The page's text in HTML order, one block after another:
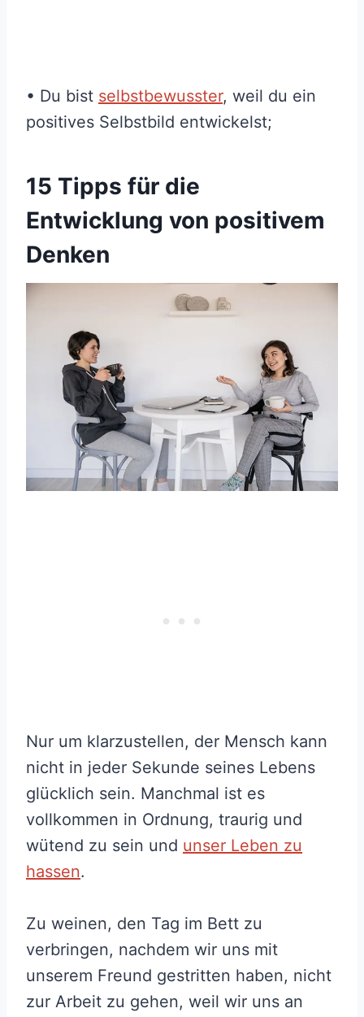
• Du bist selbstbewusster, weil du ein
positives Selbstbild entwickelst;
15 Tipps für die
Entwicklung von positivem
Denken
Nur um klarzustellen, der Mensch kann
nicht in jeder Sekunde seines Lebens
glücklich sein. Manchmal ist es
vollkommen in Ordnung, traurig und
wütend zu sein und unser Leben zu
hassen.
Zu weinen, den Tag im Bett zu
verbringen, nachdem wir uns mit
unserem Freund gestritten haben, nicht
zur Arbeit zu gehen, weil wir uns an